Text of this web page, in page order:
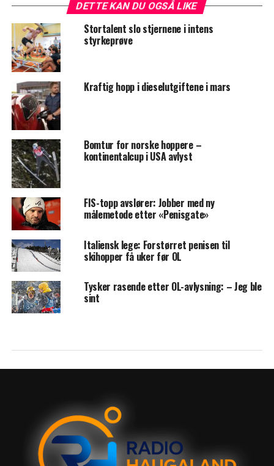
DETTE KAN DU OGSÅ LIKE
Stortalent slo stjernene i intens
styrkeprøve
Kraftig hopp i dieselutgiftene i mars
Bomtur for norske hoppere –
kontinentalcup i USA avlyst
FIS-topp avslører: Jobber med ny
målemetode etter «Penisgate»
Italiensk lege: Forstørret penisen til
skihopper få uker før OL
Tysker rasende etter OL-avlysning: – Jeg ble
sint